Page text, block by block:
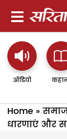
ऑडियो
Home »
धारणाएं और